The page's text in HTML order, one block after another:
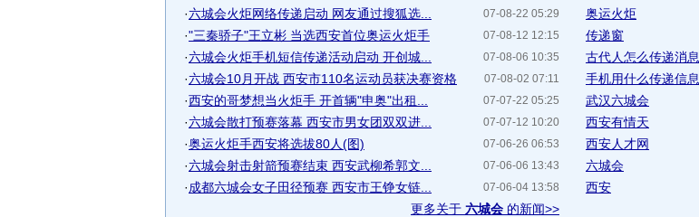
07-08-22 05:29
·六城会火炬网络传递启动 网友通过搜狐选...
07-08-12 12:15
·"三秦骄子"王立彬 当选西安首位奥运火炬手
07-08-06 10:35
·六城会火炬手机短信传递活动启动 开创城...
07-08-02 07:11
·六城会10月开战 西安市110名运动员获决赛资格
07-07-22 05:25
·西安的哥梦想当火炬手 开首辆"申奥"出租...
07-07-12 10:20
·六城会散打预赛落幕 西安市男女团双双进...
07-06-26 06:53
·奥运火炬手西安将选拔80人(图)
07-06-06 13:43
·六城会射击射箭预赛结束 西安武柳希郭文...
07-06-04 13:58
·成都六城会女子田径预赛 西安市王铮女链...
更多关于 六城会 的新闻>>
奥运火炬
传递窗
古代人怎么传递消息
手机用什么传递信息
武汉六城会
西安有情天
西安人才网
六城会
西安